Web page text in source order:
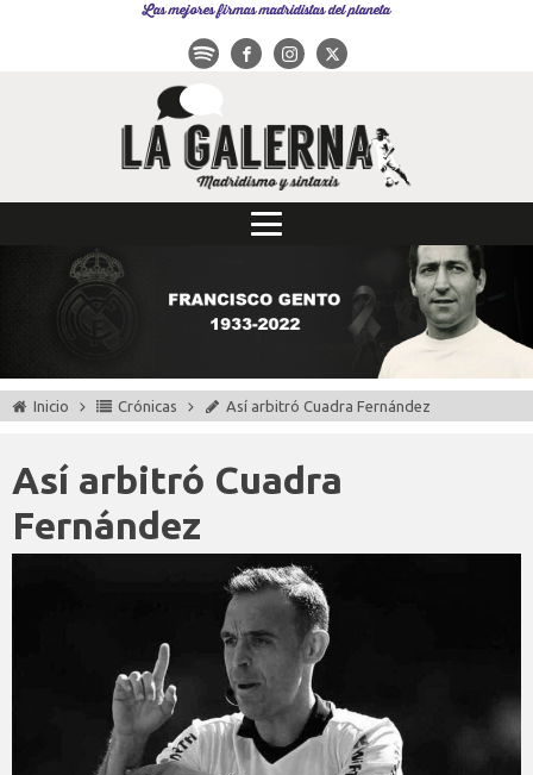
Las mejores firmas madridistas del planeta
Inicio Crónicas Así arbitró Cuadra Fernández
Así arbitró Cuadra
Fernández